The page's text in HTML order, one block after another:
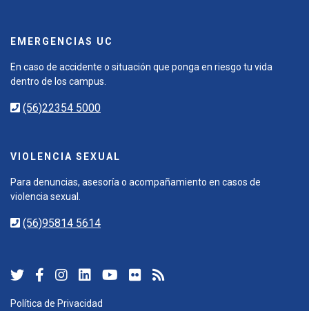
EMERGENCIAS UC
En caso de accidente o situación que ponga en riesgo tu vida
dentro de los campus.
(56)22354 5000
VIOLENCIA SEXUAL
Para denuncias, asesoría o acompañamiento en casos de
violencia sexual.
(56)95814 5614
Política de Privacidad